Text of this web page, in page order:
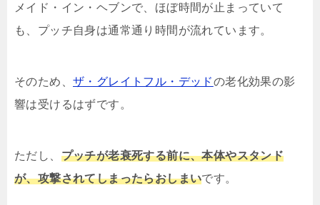
メイド・イン・ヘブンで、ほぼ時間が止まっていて
も、プッチ自身は通常通り時間が流れています。
そのため、 ザ・グレイトフル・デッドの老化効果の影
響は受けるはずです。
ただし、 プッチが老衰死する前に、本体やスタンド
が、攻撃されてしまったらおしまいです。